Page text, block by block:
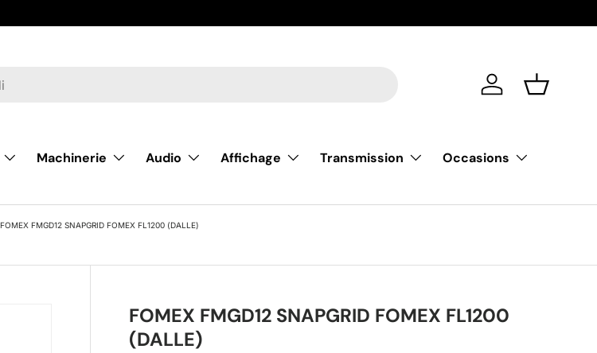
Se connecter
Liste de
Machinerie Audio Affichage Transmission
Occasions
FOMEX FMGD12 SNAPGRID FOMEX FL1200 (DALLE)
FOMEX FMGD12 SNAPGRID FOMEX FL1200
(DALLE)